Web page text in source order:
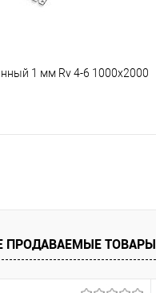
1 мм Rv 4-6 1000х2000
Под заказ
ПРОДАВАЕМЫЕ ТОВАРЫ